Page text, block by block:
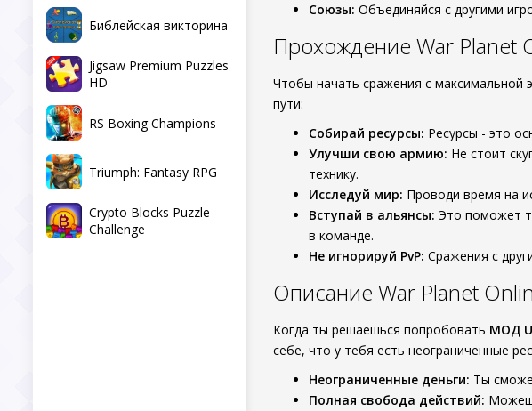
Библейская викторина
Jigsaw Premium Puzzles
HD
RS Boxing Champions
Triumph: Fantasy RPG
Crypto Blocks Puzzle
Challenge
Союзы: Объединяйся с другими
Прохождение War Planet
Чтобы начать сражения с максимальной
пути:
Собирай ресурсы: Ресурсы - это
Улучши свою армию: Не стоит
технику.
Исследуй мир: Проводи время на
Вступай в альянсы: Это поможет
в команде.
Не игнорируй PvP: Сражения с
Описание War Planet
Когда ты решаешься попробовать МОД
себе, что у тебя есть неограниченные
Неограниченные деньги: Ты
Полная свобода действий: